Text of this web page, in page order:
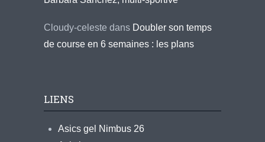
Cloudy-celeste dans Doubler son temps
de course en 6 semaines : les plans
LIENS
Asics gel Nimbus 26